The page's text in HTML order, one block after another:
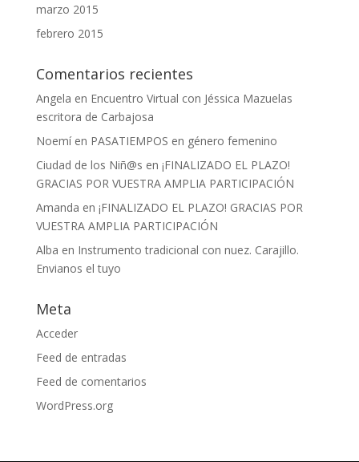
marzo 2015
febrero 2015
Comentarios recientes
Angela en Encuentro Virtual con Jéssica Mazuelas
escritora de Carbajosa
Noemíen PASATIEMPOS en género femenino
Ciudad de los Niñ@s en ¡FINALIZADO EL PLAZO!
GRACIAS POR VUESTRA AMPLIA PARTICIPACIÓN
Amanda en ¡FINALIZADO EL PLAZO! GRACIAS POR
VUESTRA AMPLIA PARTICIPACIÓN
Alba en Instrumento tradicional con nuez. Carajillo.
Envianos el tuyo
Meta
Acceder
Feed de entradas
Feed de comentarios
WordPress.org